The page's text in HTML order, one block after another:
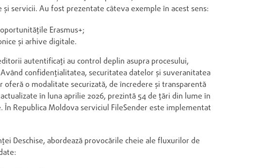
servicii. Au fost prezentate câteva exemple în acest sens:
Erasmus+;
și arhive digitale.
autentificați au control deplin asupra procesului,
confidențialitatea, securitatea datelor și suveranitatea
oferă o modalitate securizată, de încredere și transparentă
actualizate în luna aprilie 2026, prezintă 54 de țări din lume în
Republica Moldova serviciul FileSender este implementat
Deschise, abordează provocările cheie ale fluxurilor de